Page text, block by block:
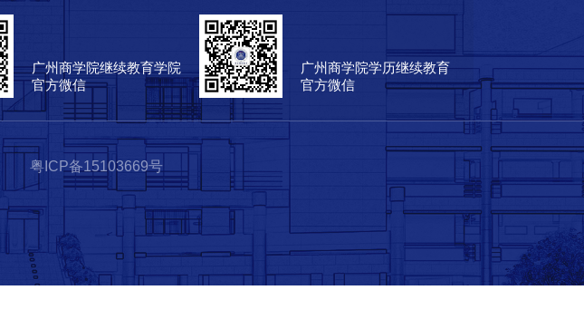
广州商学院继续教育学院
官方微信
广州商学院学历继续教育
官方微信
粤ICP备15103669号